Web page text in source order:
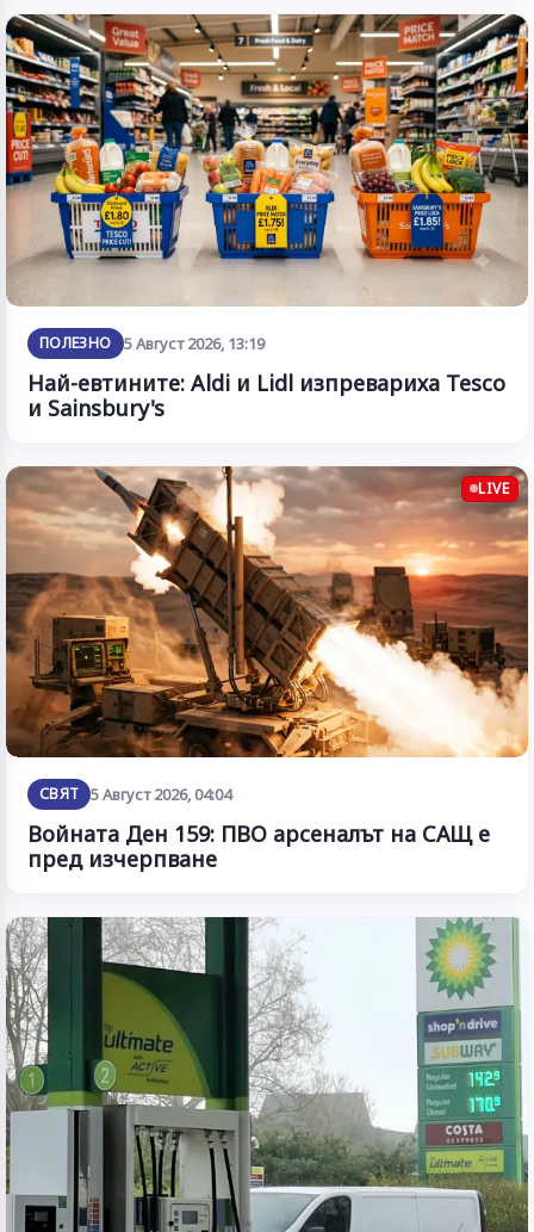
ПОЛЕЗНО 5 Август 2026, 13:19
Най-евтините: Aldi и Lidl изпревариха Tesco
и Sainsbury's
LIVE
СВЯТ 5 Август 2026, 04:04
Войната Ден 159: ПВО арсеналът на САЩ е
пред изчерпване